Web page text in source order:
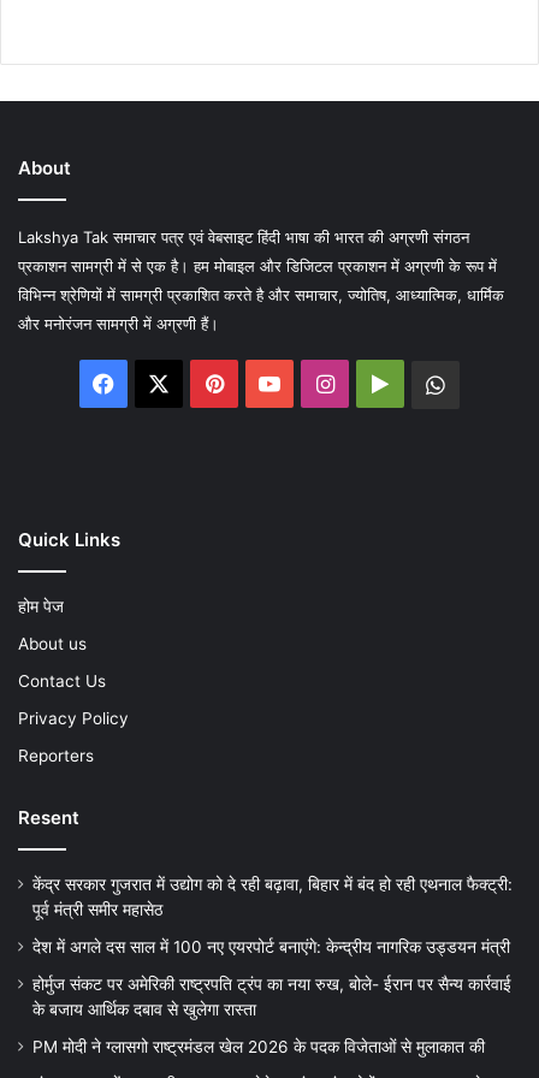
About
Lakshya Tak समाचार पत्र एवं वेबसाइट हिंदी भाषा की भारत की अग्रणी संगठन
प्रकाशन सामग्री में से एक है। हम मोबाइल और डिजिटल प्रकाशन में अग्रणी के रूप में
विभिन्न श्रेणियों में सामग्री प्रकाशित करते है और समाचार, ज्योतिष, आध्यात्मिक, धार्मिक
और मनोरंजन सामग्री में अग्रणी हैं।
Facebook PinterestYouTubeInstagram
Google
Quick Links
होम पेज
About us
Contact Us
Privacy Policy
Reporters
Resent
केंद्र सरकार गुजरात में उद्योग को दे रही बढ़ावा, बिहार में बंद हो रही एथनाल फैक्ट्री:
पूर्व मंत्री समीर महासेठ
देश में अगले दस साल में 100 नए एयरपोर्ट बनाएंगे: केन्द्रीय नागरिक उड्डयन मंत्री
होर्मुज संकट पर अमेरिकी राष्ट्रपति ट्रंप का नया रुख, बोले- ईरान पर सैन्य कार्रवाई
के बजाय आर्थिक दबाव से खुलेगा रास्ता
PM मोदी ने ग्लासगो राष्ट्रमंडल खेल 2026 के पदक विजेताओं से मुलाकात की